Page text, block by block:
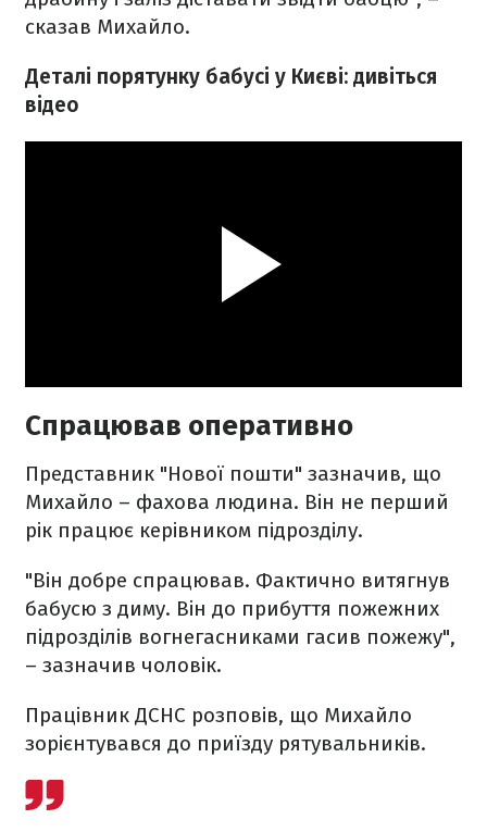
сказав Михайло.
Деталі порятунку бабусі у Києві: дивіться
відео
Спрацював оперативно
Представник "Нової пошти" зазначив, що
Михайло – фахова людина. Він не перший
рік працює керівником підрозділу.
"Він добре спрацював. Фактично витягнув
бабусю з диму. Він до прибуття пожежних
підрозділів вогнегасниками гасив пожежу",
– зазначив чоловік.
Працівник ДСНС розповів, що Михайло
зорієнтувався до приїзду рятувальників.